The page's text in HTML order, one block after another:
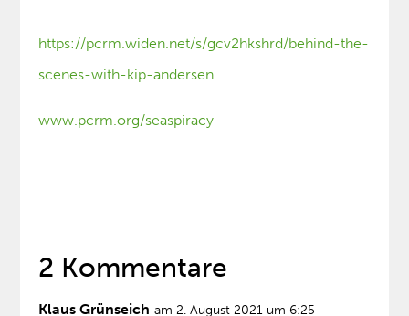
https://pcrm.widen.net/s/gcv2hkshrd/behind-the-
scenes-with-kip-andersen
www.pcrm.org/seaspiracy
2 Kommentare
Klaus Grünseich am 2. August 2021 um 6:25